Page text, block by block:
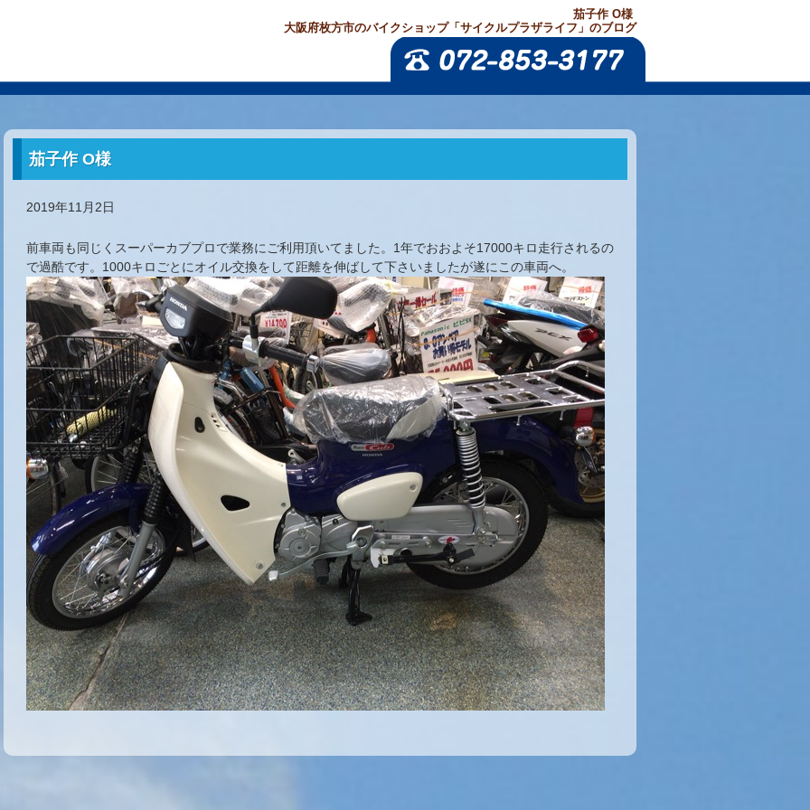
茄子作 O様
大阪府枚方市のバイクショップ「サイクルプラザライフ」のブログ
茄子作 O様
2019年11月2日
前車両も同じくスーパーカブプロで業務にご利用頂いてました。1年でおおよそ17000キロ走行されるの
で過酷です。1000キロごとにオイル交換をして距離を伸ばして下さいましたが遂にこの車両へ。